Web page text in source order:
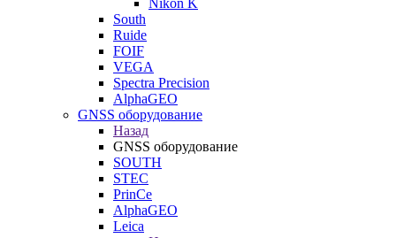
Nikon K
South
Ruide
FOIF
VEGA
Spectra Precision
AlphaGEO
GNSS оборудование
Назад
GNSS оборудование
SOUTH
STEC
PrinCe
AlphaGEO
Leica